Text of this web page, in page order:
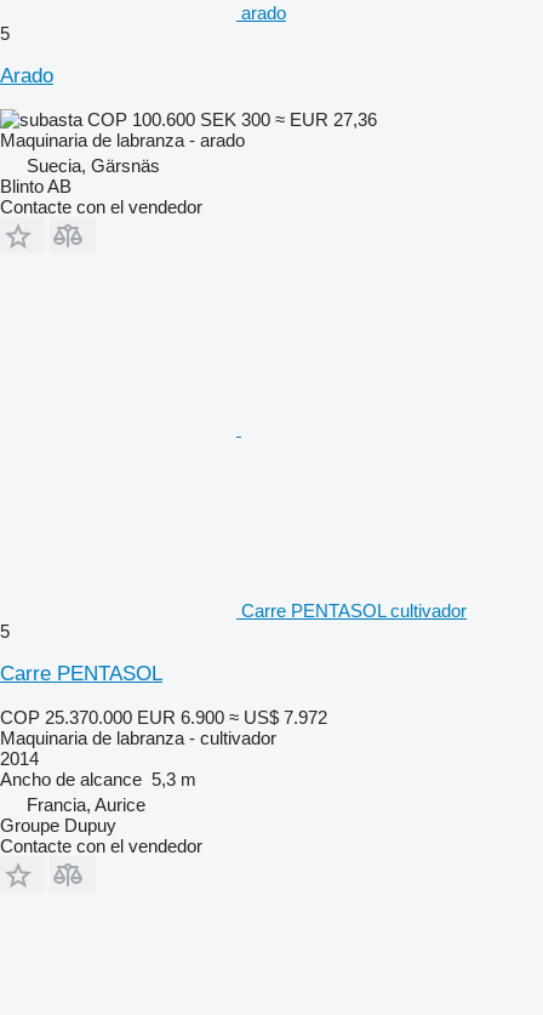
arado
5
Arado
COP 100.600 SEK 300 ≈ EUR 27,36
Maquinaria de labranza - arado
Suecia, Gärsnäs
Blinto AB
Contacte con el vendedor
Carre PENTASOL cultivador
5
Carre PENTASOL
COP 25.370.000 EUR 6.900 ≈ US$ 7.972
Maquinaria de labranza - cultivador
2014
Ancho de alcance 5,3 m
Francia, Aurice
Groupe Dupuy
Contacte con el vendedor